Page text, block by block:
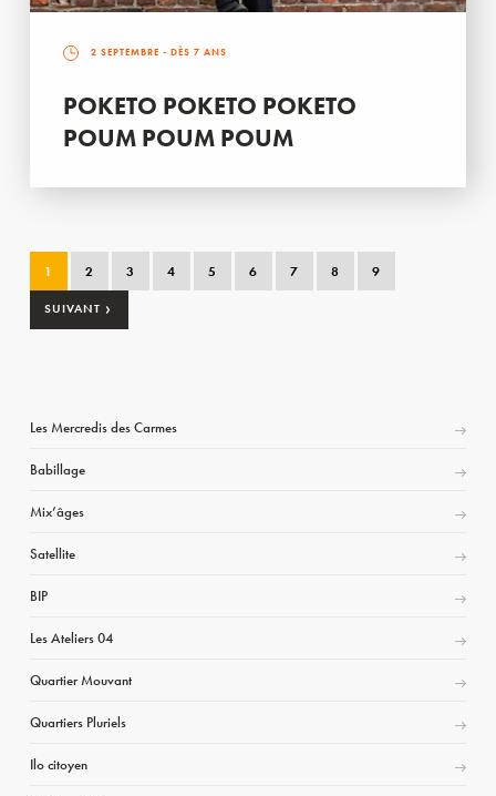
2 SEPTEMBRE - DÈS 7 ANS
POKETO POKETO POKETO
POUM POUM POUM
1 2 3 4 5 6 7 8 9
SUIVANT ›
Les Mercredis des Carmes
Babillage
Mix’âges
Satellite
BIP
Les Ateliers 04
Quartier Mouvant
Quartiers Pluriels
Ilo citoyen